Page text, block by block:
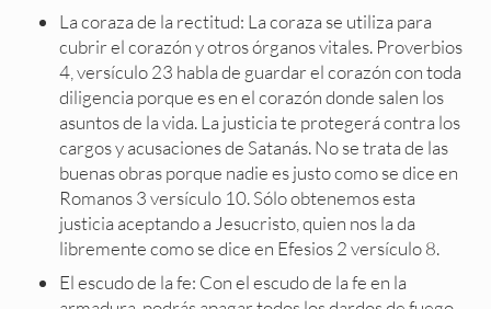
La coraza de la rectitud: La coraza se utiliza para
cubrir el corazón y otros órganos vitales. Proverbios
4, versículo 23 habla de guardar el corazón con toda
diligencia porque es en el corazón donde salen los
asuntos de la vida. La justicia te protegerá contra los
cargos y acusaciones de Satanás. No se trata de las
buenas obras porque nadie es justo como se dice en
Romanos 3 versículo 10. Sólo obtenemos esta
justicia aceptando a Jesucristo, quien nos la da
libremente como se dice en Efesios 2 versículo 8.
El escudo de la fe: Con el escudo de la fe en la